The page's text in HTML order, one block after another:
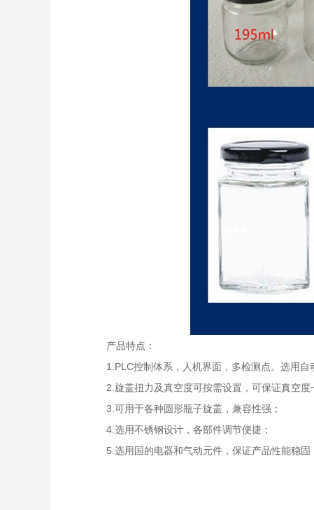
产品特点：
1.PLC控制体系，人机界面，多检测点。选用
2.旋盖扭力及真空度可按需设置，可保证真空度
3.可用于各种圆形瓶子旋盖，兼容性强；
4.选用不锈钢设计，各部件调节便捷；
5.选用国的电器和气动元件，保证产品性能稳固